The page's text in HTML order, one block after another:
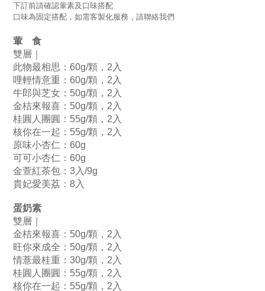
下訂前請確認葷素及口味搭配
口味為固定搭配，如需客製化服務，請聯絡我們
葷    食
雙層｜
此物最相思：60g/顆，2入
哩輕情意重：60g/顆 ，2入
牛郎與芝女：50g/顆 ，2入
金桔來報喜：50g/顆，2入
桂圓人團圓：55g/顆，2入
核你在一起：55g/顆，2入
原味小杏仁：60g
可可小杏仁：60g
金萱紅茶包：3入/9g
貴妃愛美荔：8入
蛋奶素
雙層｜
金桔來報喜：50g/顆，2入
旺你來成全：50g/顆，2入
情薏最桂重：30g/顆，2入
桂圓人團圓：55g/顆，2入
核你在一起：55g/顆，2入